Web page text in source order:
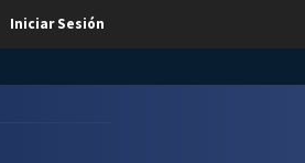
Iniciar Sesión